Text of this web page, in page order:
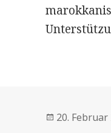
20. Februar